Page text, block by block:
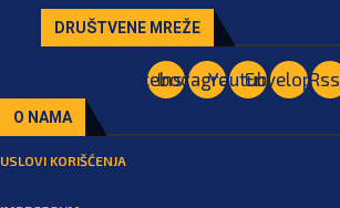
DRUŠTVENE MREŽE
Facebook
Instagram
YoutubeEnvelopeRss
O NAMA
USLOVI KORIŠĆENJA